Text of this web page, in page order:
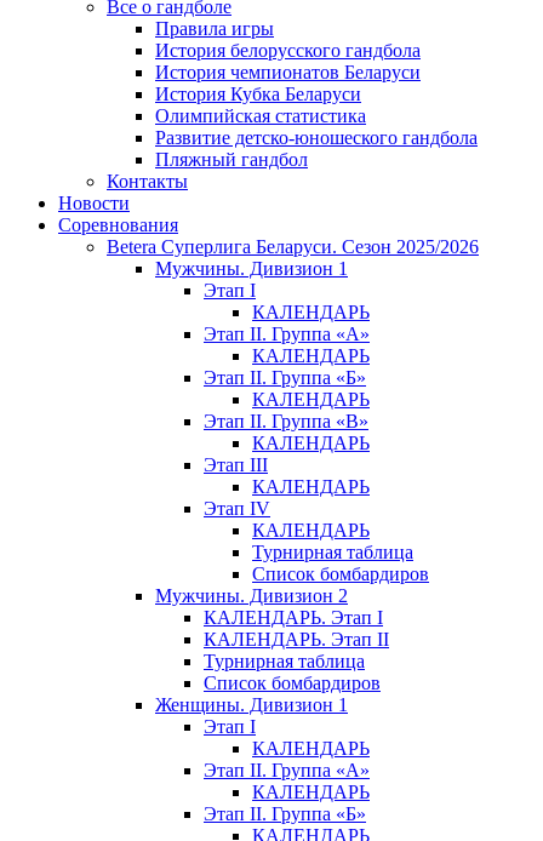
Все о гандболе
Правила игры
История белорусского гандбола
История чемпионатов Беларуси
История Кубка Беларуси
Олимпийская статистика
Развитие детско-юношеского гандбола
Пляжный гандбол
Контакты
Новости
Соревнования
Betera Суперлига Беларуси. Сезон 2025/2026
Мужчины. Дивизион 1
Этап I
КАЛЕНДАРЬ
Этап II. Группа «А»
КАЛЕНДАРЬ
Этап II. Группа «Б»
КАЛЕНДАРЬ
Этап II. Группа «В»
КАЛЕНДАРЬ
Этап III
КАЛЕНДАРЬ
Этап IV
КАЛЕНДАРЬ
Турнирная таблица
Список бомбардиров
Мужчины. Дивизион 2
КАЛЕНДАРЬ. Этап I
КАЛЕНДАРЬ. Этап II
Турнирная таблица
Список бомбардиров
Женщины. Дивизион 1
Этап I
КАЛЕНДАРЬ
Этап II. Группа «А»
КАЛЕНДАРЬ
Этап II. Группа «Б»
КАЛЕНДАРЬ